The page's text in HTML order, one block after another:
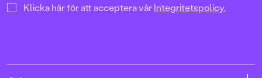
Klicka här för att acceptera vårIntegritetspolicy.